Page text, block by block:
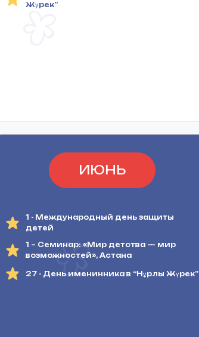
Жүрек”
ИЮНЬ
1 - Международный день защиты
детей
1 – Семинар: «Мир детства — мир
возможностей», Астана
27 - День именинника в “Нұрлы Жүрек”